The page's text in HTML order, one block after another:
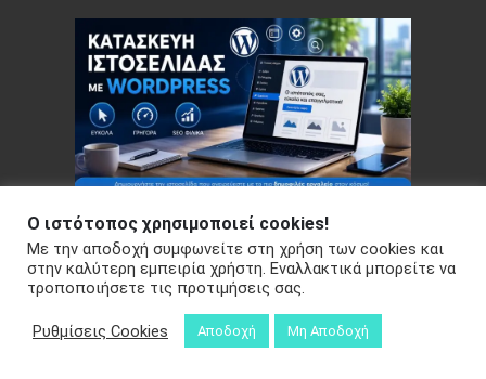
Copyright © 2026 Your e-articles - WordPress Theme : by
Sparkle Themes Πολιτική Απορρήτου
Ο ιστότοπος χρησιμοποιεί cookies!
Με την αποδοχή συμφωνείτε στη χρήση των cookies και
στην καλύτερη εμπειρία χρήστη. Εναλλακτικά μπορείτε να
τροποποιήσετε τις προτιμήσεις σας.
Ρυθμίσεις Cookies Αποδοχή Μη Αποδοχή